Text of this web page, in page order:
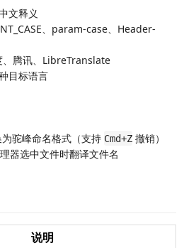
文释义
、param-case、Header-
、腾讯、LibreTranslate
目标语言
驼峰命名格式（支持 Cmd+Z 撤销）
器选中文件时翻译文件名
说明